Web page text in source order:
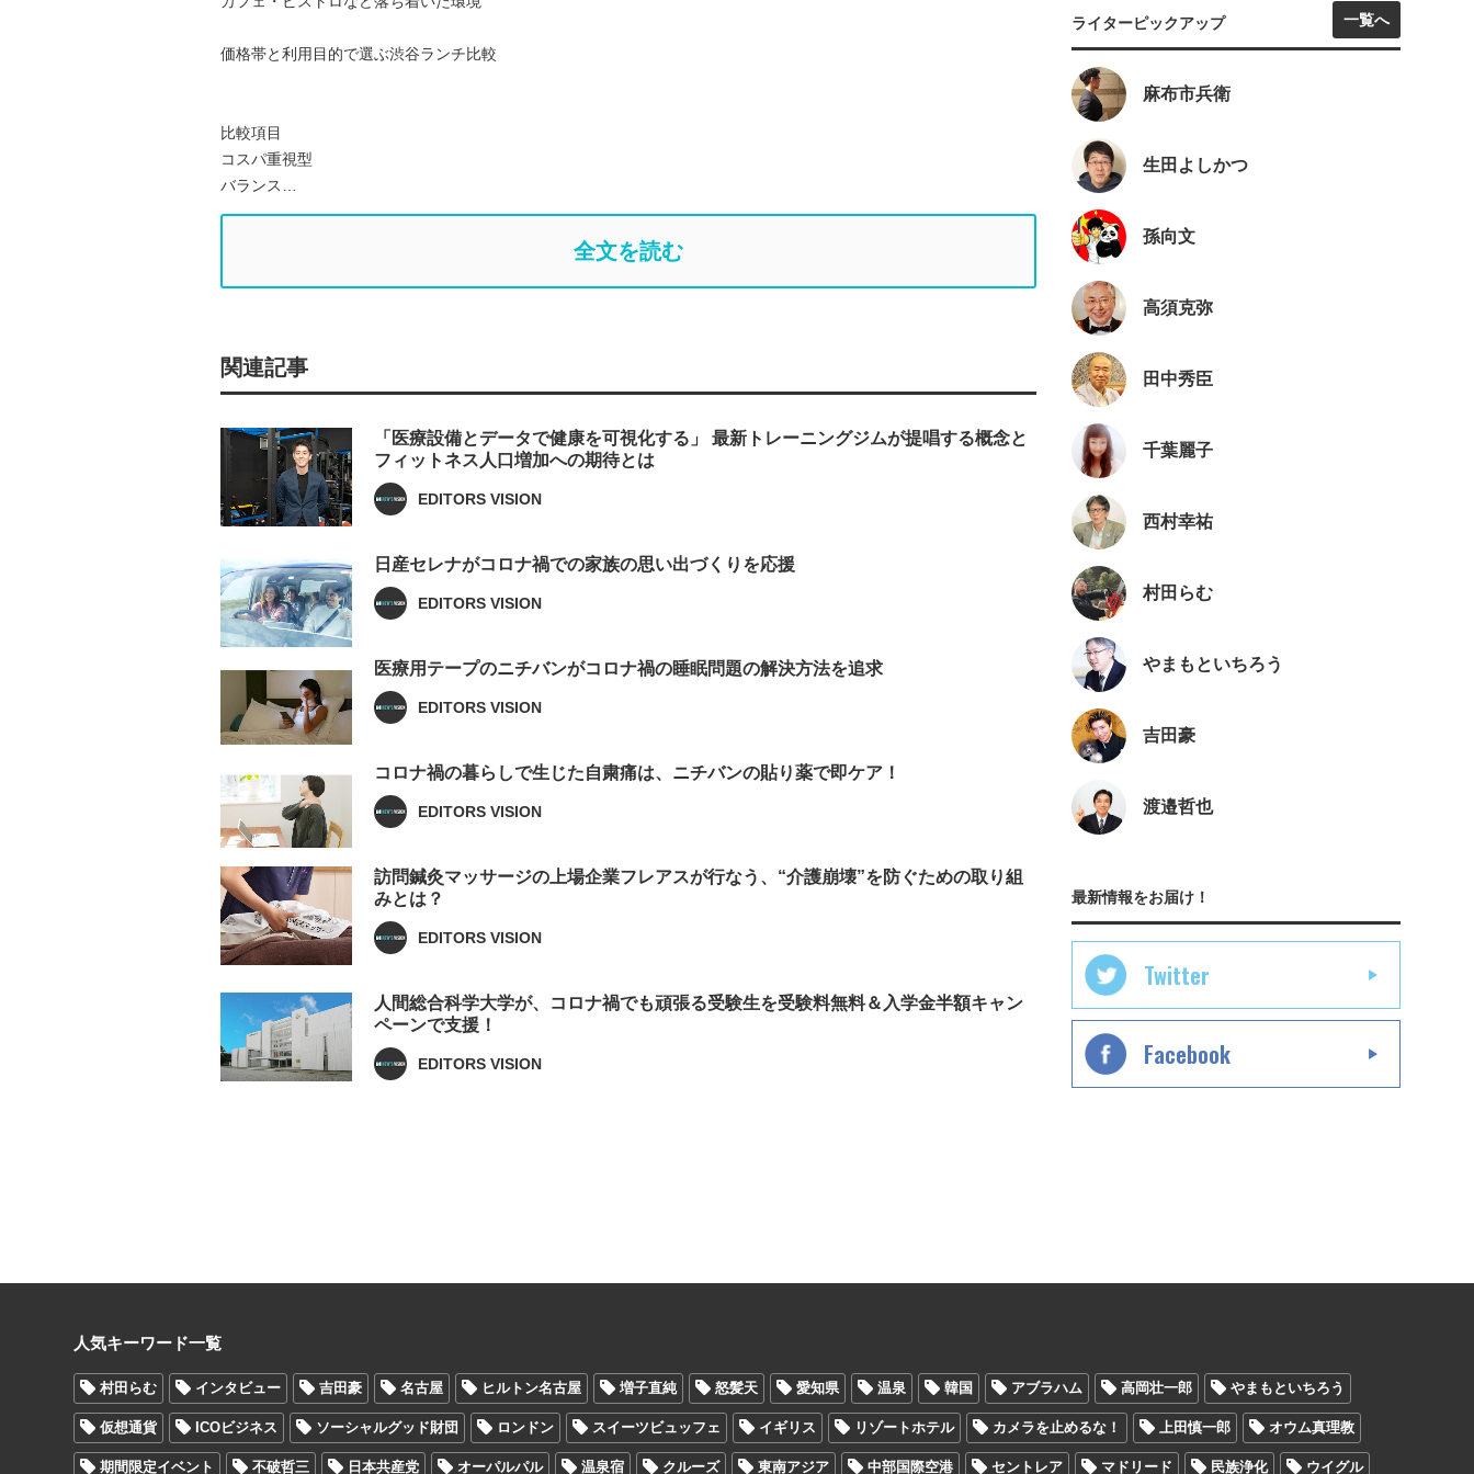
価格帯と利用目的で選ぶ渋谷ランチ比較
比較項目
コスパ重視型
バランス…
全文を読む
関連記事
「医療設備とデータで健康を可視化する」 最新トレーニングジムが提唱する概念と
フィットネス人口増加への期待とは
EDITORS VISION
日産セレナがコロナ禍での家族の思い出づくりを応援
EDITORS VISION
医療用テープのニチバンがコロナ禍の睡眠問題の解決方法を追求
EDITORS VISION
コロナ禍の暮らしで生じた自粛痛は、ニチバンの貼り薬で即ケア！
EDITORS VISION
訪問鍼灸マッサージの上場企業フレアスが行なう、“介護崩壊”を防ぐための取り組
みとは？
EDITORS VISION
人間総合科学大学が、コロナ禍でも頑張る受験生を受験料無料＆入学金半額キャン
ペーンで支援！
EDITORS VISION
ライターピックアップ 一覧へ
麻布市兵衛
生田よしかつ
孫向文
高須克弥
田中秀臣
千葉麗子
西村幸祐
村田らむ
やまもといちろう
吉田豪
渡邉哲也
最新情報をお届け！
Twitter
Facebook
人気キーワード一覧
村田らむ インタビュー 吉田豪 名古屋 ヒルトン名古屋 増子直純 怒髪天 愛知県 温泉 韓国 アブラハム 高岡壮一郎 やまもといちろう
仮想通貨 ICOビジネス ソーシャルグッド財団 ロンドン スイーツビュッフェ イギリス リゾートホテル カメラを止めるな！ 上田慎一郎 オウム真理教
期間限定イベント 不破哲三 日本共産党 オーパルパル 温泉宿 クルーズ 東南アジア 中部国際空港 セントレア マドリード 民族浄化 ウイグル